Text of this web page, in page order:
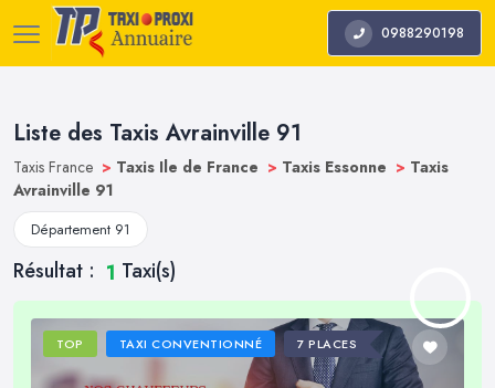
0988290198
Liste des Taxis Avrainville 91
Taxis France > Taxis Ile de France > Taxis Essonne > Taxis
Avrainville 91
Département 91
Résultat : 1 Taxi(s)
TOP TAXI CONVENTIONNÉ 7 PLACES